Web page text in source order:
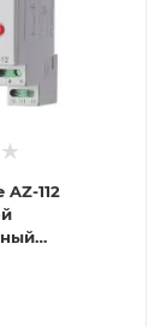
112
монтаж на